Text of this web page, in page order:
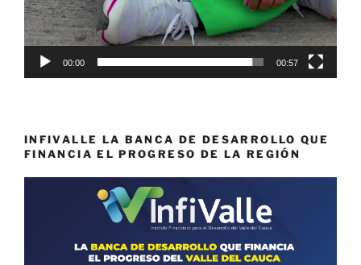
00:00 00:57
INFIVALLE LA BANCA DE DESARROLLO QUE
FINANCIA EL PROGRESO DE LA REGIÓN